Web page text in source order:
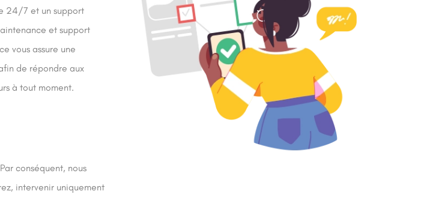
24/7 et un support
et support
vous assure une
de répondre aux
à tout moment.
conséquent, nous
intervenir uniquement